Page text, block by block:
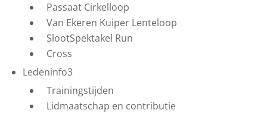
Passaat Cirkelloop
Van Ekeren Kuiper Lenteloop
SlootSpektakel Run
Cross
Ledeninfo3
Trainingstijden
Lidmaatschap en contributie